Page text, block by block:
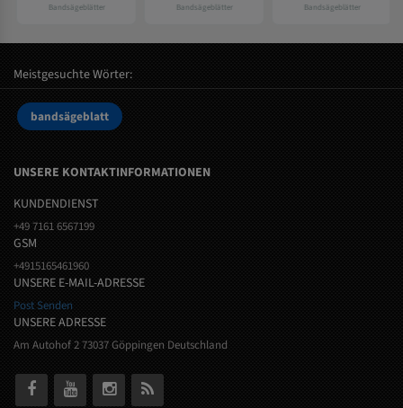
Bandsägeblätter Bandsägeblätter Bandsägeblätter
Meistgesuchte Wörter:
bandsägeblatt
UNSERE KONTAKTINFORMATIONEN
KUNDENDIENST
+49 7161 6567199
GSM
+4915165461960
UNSERE E-MAIL-ADRESSE
Post Senden
UNSERE ADRESSE
Am Autohof 2 73037 Göppingen Deutschland